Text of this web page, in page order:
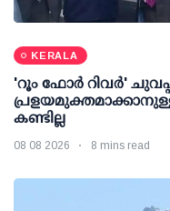
KERALA
'റൂം ഫോര്‍ റിവര്‍'
കണ്ടില്ല
08 08 2026 8 mins read